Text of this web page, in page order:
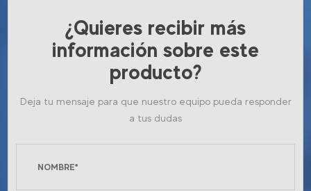
¿Quieres recibir más
información sobre este
producto?
Deja tu mensaje para que nuestro equipo pueda responder
a tus dudas